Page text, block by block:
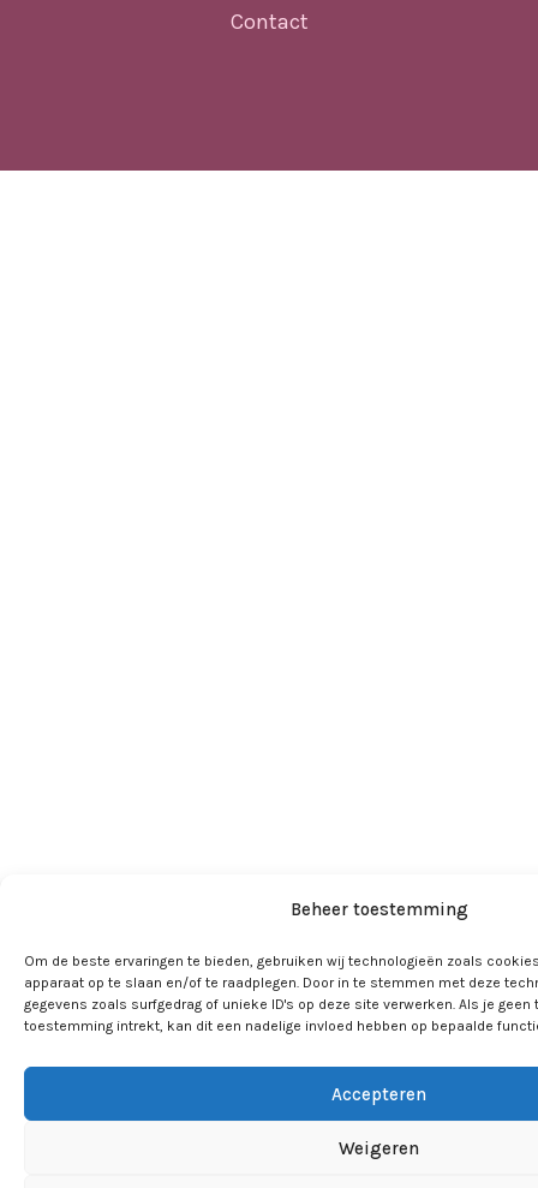
Beheer toestemming
Om de beste ervaringen te bieden, gebruiken wij technologieën zoals
apparaat op te slaan en/of te raadplegen. Door in te stemmen met deze
gegevens zoals surfgedrag of unieke ID's op deze site verwerken. Als je
toestemming intrekt, kan dit een nadelige invloed hebben op bepaalde
Accepteren
Weigeren
Contact